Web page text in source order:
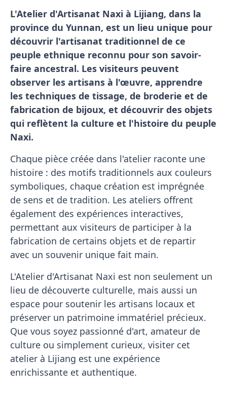
L'Atelier d'Artisanat Naxi à Lijiang, dans la
province du Yunnan, est un lieu unique pour
découvrir l'artisanat traditionnel de ce
peuple ethnique reconnu pour son savoir-
faire ancestral. Les visiteurs peuvent
observer les artisans à l'œuvre, apprendre
les techniques de tissage, de broderie et de
fabrication de bijoux, et découvrir des objets
qui reflètent la culture et l'histoire du peuple
Naxi.
Chaque pièce créée dans l'atelier raconte une
histoire : des motifs traditionnels aux couleurs
symboliques, chaque création est imprégnée
de sens et de tradition. Les ateliers offrent
également des expériences interactives,
permettant aux visiteurs de participer à la
fabrication de certains objets et de repartir
avec un souvenir unique fait main.
L'Atelier d'Artisanat Naxi est non seulement un
lieu de découverte culturelle, mais aussi un
espace pour soutenir les artisans locaux et
préserver un patrimoine immatériel précieux.
Que vous soyez passionné d'art, amateur de
culture ou simplement curieux, visiter cet
atelier à Lijiang est une expérience
enrichissante et authentique.